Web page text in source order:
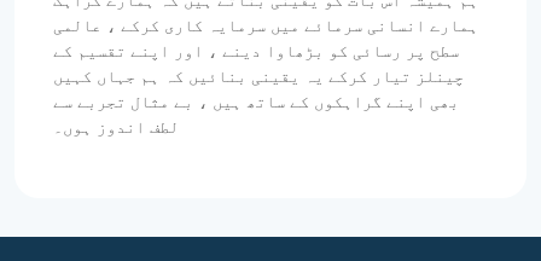
ہمارے انسانی سرمائے میں سرمایہ کاری کرکے ، عالمی
سطح پر رسائی کو بڑھاوا دینے ، اور اپنے تقسیم کے
چینلز تیار کرکے یہ یقینی بنائیں کہ ہم جہاں کہیں
بھی اپنے گراہکوں کے ساتھ ہیں ، بے مثال تجربے سے
لطف اندوز ہوں۔